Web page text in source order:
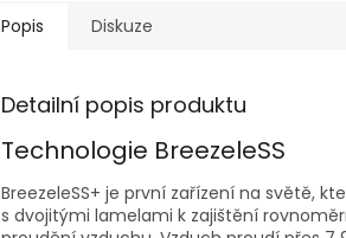
Popis Diskuze
Detailní popis produktu
Technologie BreezeleSS
BreezeleSS+ je první zařízení na světě,
s dvojitými lamelami k zajištění